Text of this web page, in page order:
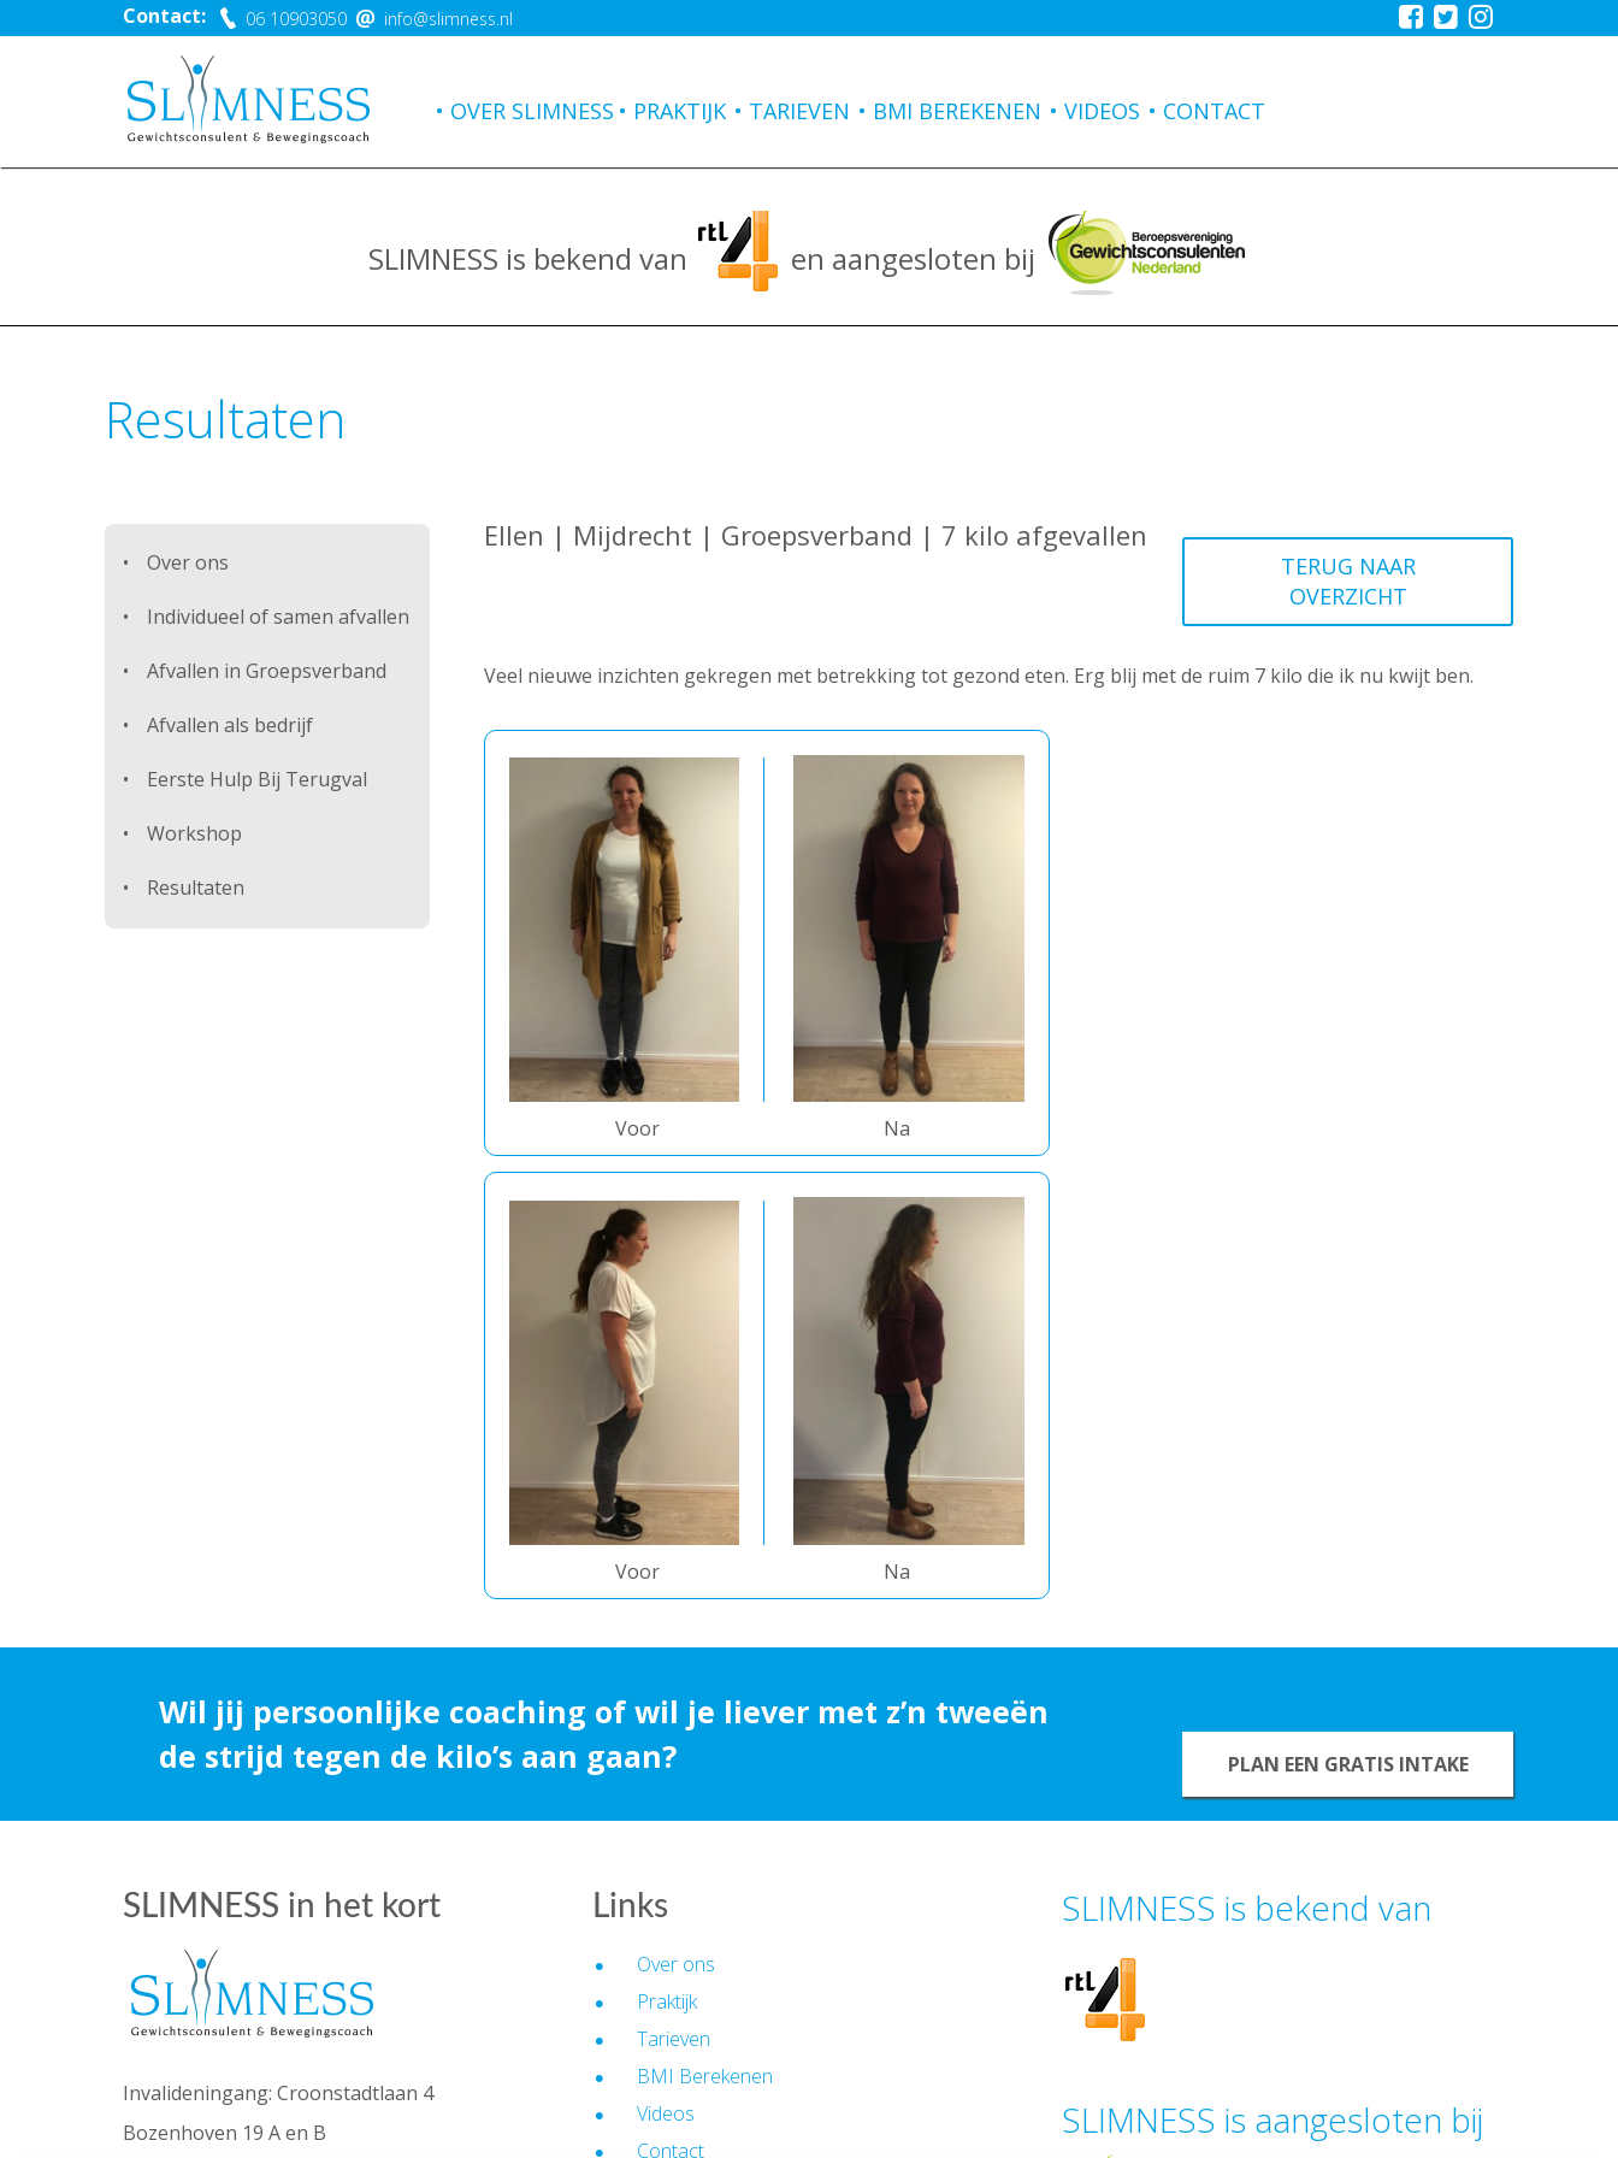
Contact: 06 10903050 info@slimness.nl
OVER SLIMNESS PRAKTIJK TARIEVEN BMI BEREKENEN VIDEOS CONTACT
SLIMNESS is bekend van en aangesloten bij
Resultaten
Over ons
Individueel of samen afvallen
Afvallen in Groepsverband
Afvallen als bedrijf
Eerste Hulp Bij Terugval
Workshop
Resultaten
Ellen | Mijdrecht | Groepsverband | 7 kilo afgevallen
TERUG NAAR
OVERZICHT
Veel nieuwe inzichten gekregen met betrekking tot gezond eten. Erg blij met de ruim 7 kilo die ik nu kwijt ben.
Voor Na
Voor Na
Wil jij persoonlijke coaching of wil je liever met z’n tweeën
de strijd tegen de kilo’s aan gaan?
PLAN EEN GRATIS INTAKE
SLIMNESS in het kort
Invalideningang: Croonstadtlaan 4
Bozenhoven 19 A en B
Links
Over ons
Praktijk
Tarieven
BMI Berekenen
Videos
Contact
SLIMNESS is bekend van
SLIMNESS is aangesloten bij